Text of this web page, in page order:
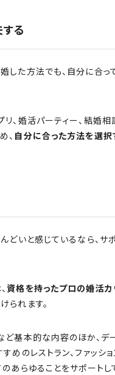
る
した方法でも、自分に合っ
、婚活パーティー、結婚
、 自分に合った方法を選択
どいと感じているなら、サ
資格を持ったプロの婚活カ
られます。
ど基本的な内容のほか、デ
めのレストラン、ファッシ
あらゆることをサポートし